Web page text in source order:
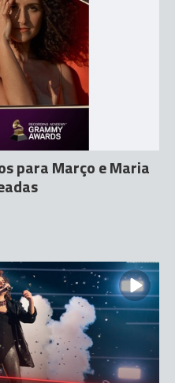
para Março e Maria